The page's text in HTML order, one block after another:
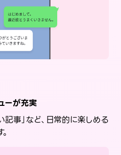
ーが充実
記事」など、日常的に楽しめる